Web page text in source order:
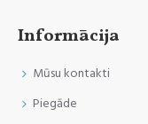
Informācija
Mūsu kontakti
Piegāde